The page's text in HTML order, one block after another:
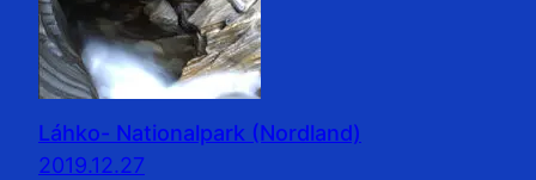
Láhko- Nationalpark (Nordland)
2019.12.27